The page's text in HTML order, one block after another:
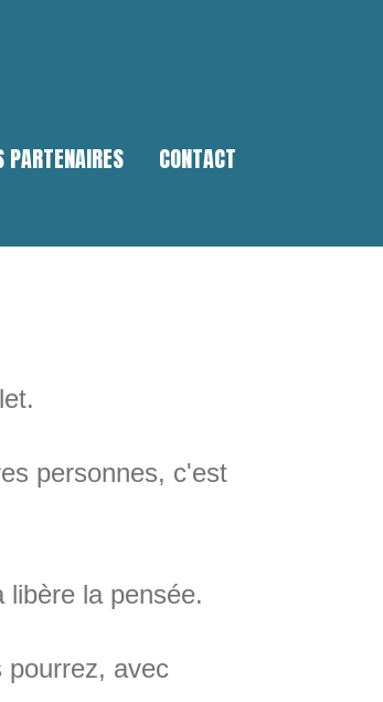
PARTENAIRES
CONTACT
personnes, c'est
la pensée.
pourrez, avec